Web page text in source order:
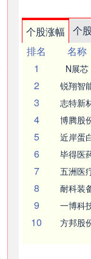
个股涨幅 个
排名
名称
1
N展芯
2 锐翔智
3 志特新
4 博腾股
5 近岸蛋
6 毕得医
7 五洲医
8 耐科装
9 一博科
10 方邦股